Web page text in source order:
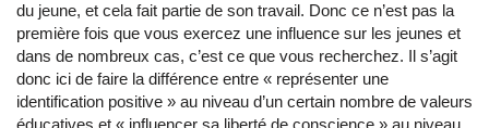
du jeune, et cela fait partie de son travail. Donc ce n’est pas la
première fois que vous exercez une influence sur les jeunes et
dans de nombreux cas, c’est ce que vous recherchez. Il s’agit
donc ici de faire la différence entre « représenter une
identification positive » au niveau d’un certain nombre de valeurs
éducatives et « influencer sa liberté de conscience » au niveau